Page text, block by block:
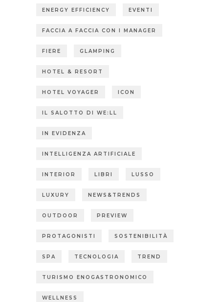
ENERGY EFFICIENCY EVENTI
FACCIA A FACCIA CON I MANAGER
FIERE GLAMPING
HOTEL & RESORT
HOTEL VOYAGER ICON
IL SALOTTO DI WE:LL
IN EVIDENZA
INTELLIGENZA ARTIFICIALE
INTERIOR LIBRI LUSSO
LUXURY NEWS&TRENDS
OUTDOOR PREVIEW
PROTAGONISTI SOSTENIBILITÀ
SPA TECNOLOGIA TREND
TURISMO ENOGASTRONOMICO
WELLNESS